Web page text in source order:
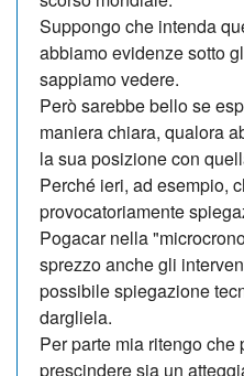
Suppongo che intenda
abbiamo evidenze sotto
sappiamo vedere.
Però sarebbe bello se
maniera chiara, qualora
la sua posizione con
Perché ieri, ad esempio,
provocatoriamente
Pogacar nella
sprezzo anche gli
possibile spiegazione
dargliela.
Per parte mia ritengo che
prescindere sia un